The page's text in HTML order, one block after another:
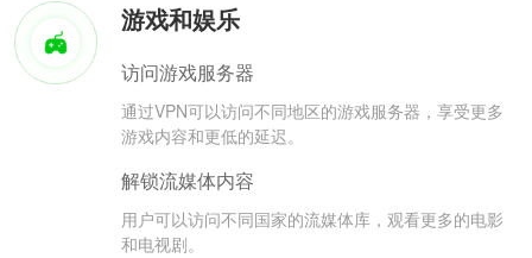
游戏和娱乐
访问游戏服务器
通过VPN可以访问不同地区的游戏服务器，享受更多
游戏内容和更低的延迟。
解锁流媒体内容
用户可以访问不同国家的流媒体库，观看更多的电影
和电视剧。